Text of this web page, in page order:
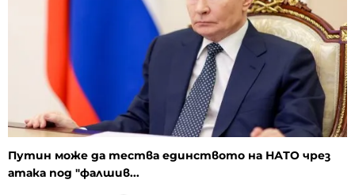
Путин може да тества единството на НАТО чрез
атака под "фалшив...